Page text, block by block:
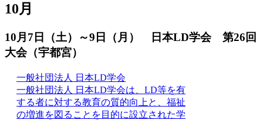
10月
10月7日（土）～9日（月） 日本LD学会 第26回
大会（宇都宮）
一般社団法人 日本LD学会
一般社団法人 日本LD学会は、LD等を有
する者に対する教育の質的向上と、福祉
の増進を図ることを目的に設立された学